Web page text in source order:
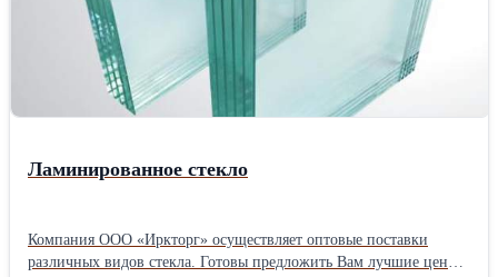
500мм-3000мм
Ламинированное стекло
Компания ООО «Иркторг» осуществляет оптовые поставки
различных видов стекла. Готовы предложить Вам лучшие цены